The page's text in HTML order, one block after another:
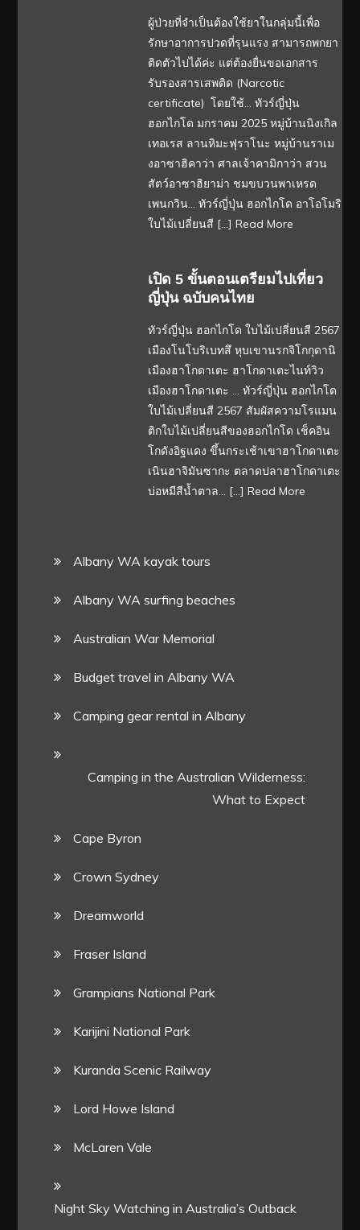
ผู้ป่วยที่จำเป็นต้องใช้ยาในกลุ่มนี้เพื่อ
รักษาอาการปวดที่รุนแรง สามารถพกยา
ติดตัวไปได้ค่ะ แต่ต้องยื่นขอเอกสาร
รับรองสารเสพติด (Narcotic
certificate) โดยใช้… ทัวร์ญี่ปุ่น
ฮอกไกโด มกราคม 2025 หมู่บ้านนิงเกิล
เทอเรส ลานหิมะฟุราโนะ หมู่บ้านราเม
งอาซาฮิคาว่า ศาลเจ้าคามิกาว่า สวน
สัตว์อาซาฮิยาม่า ชมขบวนพาเหรด
เพนกวิน… ทัวร์ญี่ปุ่น ฮอกไกโด อาโอโมริ
ใบไม้เปลี่ยนสี […] Read More
เปิด 5 ขั้นตอนเตรียมไปเที่ยว
ญี่ปุ่น ฉบับคนไทย
ทัวร์ญี่ปุ่น ฮอกไกโด ใบไม้เปลี่ยนสี 2567
เมืองโนโบริเบทสึ หุบเขานรกจิโกกุดานิ
เมืองฮาโกดาเตะ ฮาโกดาเตะไนท์วิว
เมืองฮาโกดาเตะ … ทัวร์ญี่ปุ่น ฮอกไกโด
ใบไม้เปลี่ยนสี 2567 สัมผัสความโรแมน
ติกใบไม้เปลี่ยนสีของฮอกไกโด เช็คอิน
โกดังอิฐแดง ขึ้นกระเช้าเขาฮาโกดาเตะ
เนินฮาจิมันซากะ ตลาดปลาฮาโกดาเตะ
บ่อหมีสีน้ำตาล… […] Read More
Albany WA kayak tours
Albany WA surfing beaches
Australian War Memorial
Budget travel in Albany WA
Camping gear rental in Albany
Camping in the Australian Wilderness:
What to Expect
Cape Byron
Crown Sydney
Dreamworld
Fraser Island
Grampians National Park
Karijini National Park
Kuranda Scenic Railway
Lord Howe Island
McLaren Vale
Night Sky Watching in Australia’s Outback